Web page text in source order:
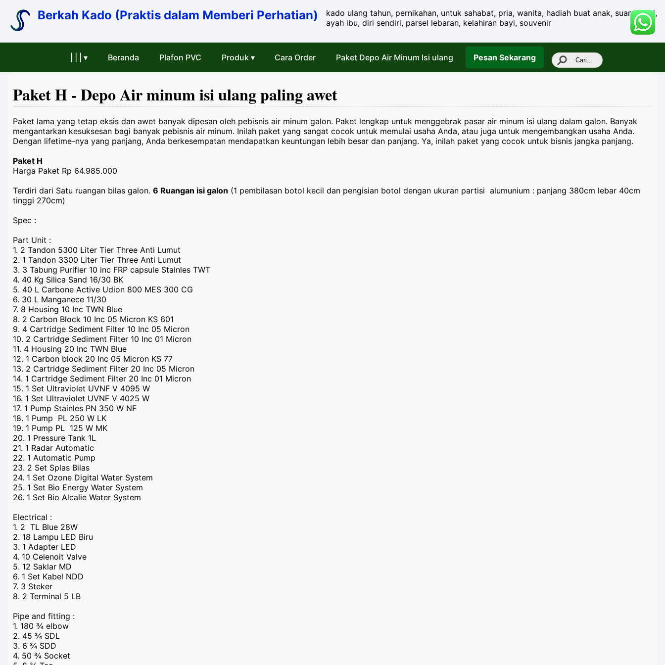
Berkah Kado (Praktis dalam Memberi Perhatian)
kado ulang tahun, pernikahan, untuk sahabat, pria, wanita, hadiah buat anak, suami, istri,
ayah ibu, diri sendiri, parsel lebaran, kelahiran bayi, souvenir
| | | ▾ Beranda Plafon PVC Produk ▾ Cara Order Paket Depo Air Minum Isi ulang Pesan Sekarang
Paket H - Depo Air minum isi ulang paling awet
Paket lama yang tetap eksis dan awet banyak dipesan oleh pebisnis air minum galon. Paket lengkap untuk menggebrak pasar air minum isi ulang dalam galon. Banyak
mengantarkan kesuksesan bagi banyak pebisnis air minum. Inilah paket yang sangat cocok untuk memulai usaha Anda, atau juga untuk mengembangkan usaha Anda.
Dengan lifetime-nya yang panjang, Anda berkesempatan mendapatkan keuntungan lebih besar dan panjang. Ya, inilah paket yang cocok untuk bisnis jangka panjang.
Paket H
Harga Paket Rp 64.985.000
Terdiri dari Satu ruangan bilas galon. 6 Ruangan isi galon (1 pembilasan botol kecil dan pengisian botol dengan ukuran partisi alumunium : panjang 380cm lebar 40cm
tinggi 270cm)
Spec :
Part Unit :
1. 2 Tandon 5300 Liter Tier Three Anti Lumut
2. 1 Tandon 3300 Liter Tier Three Anti Lumut
3. 3 Tabung Purifier 10 inc FRP capsule Stainles TWT
4. 40 Kg Silica Sand 16/30 BK
5. 40 L Carbone Active Udion 800 MES 300 CG
6. 30 L Manganece 11/30
7. 8 Housing 10 Inc TWN Blue
8. 2 Carbon Block 10 Inc 05 Micron KS 601
9. 4 Cartridge Sediment Filter 10 Inc 05 Micron
10. 2 Cartridge Sediment Filter 10 Inc 01 Micron
11. 4 Housing 20 Inc TWN Blue
12. 1 Carbon block 20 Inc 05 Micron KS 77
13. 2 Cartridge Sediment Filter 20 Inc 05 Micron
14. 1 Cartridge Sediment Filter 20 Inc 01 Micron
15. 1 Set Ultraviolet UVNF V 4095 W
16. 1 Set Ultraviolet UVNF V 4025 W
17. 1 Pump Stainles PN 350 W NF
18. 1 Pump PL 250 W LK
19. 1 Pump PL 125 W MK
20. 1 Pressure Tank 1L
21. 1 Radar Automatic
22. 1 Automatic Pump
23. 2 Set Splas Bilas
24. 1 Set Ozone Digital Water System
25. 1 Set Bio Energy Water System
26. 1 Set Bio Alcalie Water System
Electrical :
1. 2 TL Blue 28W
2. 18 Lampu LED Biru
3. 1 Adapter LED
4. 10 Celenoit Valve
5. 12 Saklar MD
6. 1 Set Kabel NDD
7. 3 Steker
8. 2 Terminal 5 LB
Pipe and fitting :
1. 180 ¾ elbow
2. 45 ¾ SDL
3. 6 ¾ SDD
4. 50 ¾ Socket